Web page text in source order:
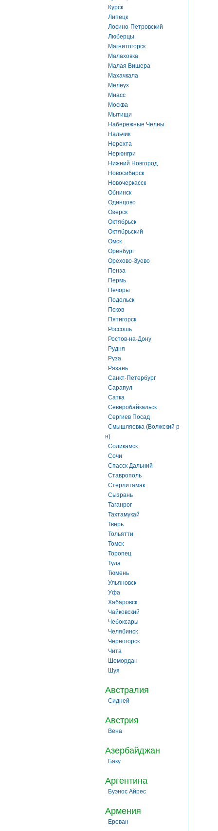
Курск
Липецк
Лосино-Петровский
Люберцы
Магнитогорск
Малаховка
Малая Вишера
Махачкала
Мелеуз
Миасс
Москва
Мытищи
Набережные Челны
Нальчик
Нерехта
Нерюнгри
Нижний Новгород
Новосибирск
Новочеркасск
Обнинск
Одинцово
Озерск
Октябрьск
Октябрьский
Омск
Оренбург
Орехово-Зуево
Пенза
Пермь
Печоры
Подольск
Псков
Пятигорск
Россошь
Ростов-на-Дону
Рудня
Руза
Рязань
Санкт-Петербург
Сарапул
Сатка
Северобайкальск
Сергиев Посад
Смышляевка (Волжский р-
н)
Соликамск
Сочи
Спасск Дальний
Ставрополь
Стерлитамак
Сызрань
Таганрог
Тахтамукай
Тверь
Тольятти
Томск
Торопец
Тула
Тюмень
Ульяновск
Уфа
Хабаровск
Чайковский
Чебоксары
Челябинск
Черногорск
Чита
Шемордан
Шуя
Австралия
Сидней
Австрия
Вена
Азербайджан
Баку
Аргентина
Буэнос Айрес
Армения
Ереван